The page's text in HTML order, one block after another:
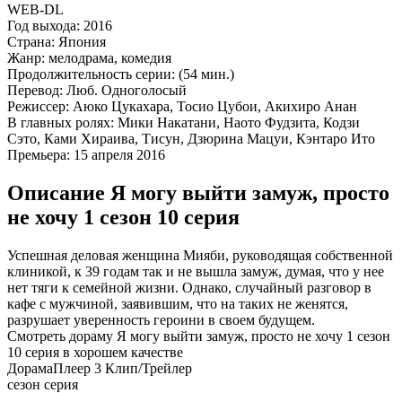
WEB-DL
Год выхода: 2016
Страна: Япония
Жанр: мелодрама, комедия
Продолжительность серии: (54 мин.)
Перевод: Люб. Одноголосый
Режиссер: Аюко Цукахара, Тосио Цубои, Акихиро Анан
В главных ролях: Мики Накатани, Наото Фудзита, Кодзи
Сэто, Ками Хираива, Тисун, Дзюрина Мацуи, Кэнтаро Ито
Премьера: 15 апреля 2016
Описание Я могу выйти замуж, просто
не хочу 1 сезон 10 серия
Успешная деловая женщина Мияби, руководящая собственной
клиникой, к 39 годам так и не вышла замуж, думая, что у нее
нет тяги к семейной жизни. Однако, случайный разговор в
кафе с мужчиной, заявившим, что на таких не женятся,
разрушает уверенность героини в своем будущем.
Смотреть дораму Я могу выйти замуж, просто не хочу 1 сезон
10 серия в хорошем качестве
ДорамаПлеер 3 Клип/Трейлер
сезон серия